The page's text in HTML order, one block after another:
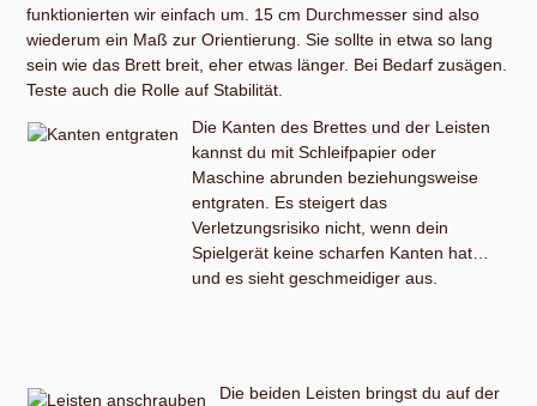
funktionierten wir einfach um. 15 cm Durchmesser sind also
wiederum ein Maß zur Orientierung. Sie sollte in etwa so lang
sein wie das Brett breit, eher etwas länger. Bei Bedarf zusägen.
Teste auch die Rolle auf Stabilität.
Die Kanten des Brettes und der Leisten
kannst du mit Schleifpapier oder
Maschine abrunden beziehungsweise
entgraten. Es steigert das
Verletzungsrisiko nicht, wenn dein
Spielgerät keine scharfen Kanten hat…
und es sieht geschmeidiger aus.
Die beiden Leisten bringst du auf der